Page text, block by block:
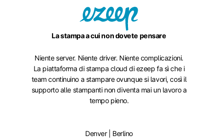
La stampa a cui non dovete pensare
Niente server. Niente driver. Niente complicazioni.
La piattaforma di stampa cloud di ezeep fa sì che i
team continuino a stampare ovunque si lavori, così il
supporto alle stampanti non diventa mai un lavoro a
tempo pieno.
Denver | Berlino